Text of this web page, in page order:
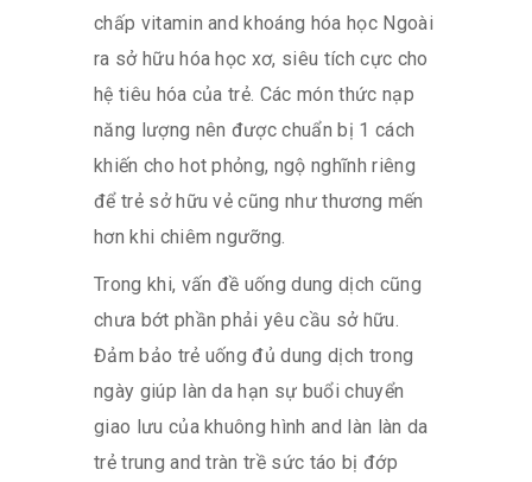
chấp vitamin and khoáng hóa học Ngoài
ra sở hữu hóa học xơ, siêu tích cực cho
hệ tiêu hóa của trẻ. Các món thức nạp
năng lượng nên được chuẩn bị 1 cách
khiến cho hot phỏng, ngộ nghĩnh riêng
để trẻ sở hữu vẻ cũng như thương mến
hơn khi chiêm ngưỡng.
Trong khi, vấn đề uống dung dịch cũng
chưa bớt phần phải yêu cầu sở hữu.
Đảm bảo trẻ uống đủ dung dịch trong
ngày giúp làn da hạn sự buổi chuyển
giao lưu của khuông hình and làn làn da
trẻ trung and tràn trề sức táo bị đớp